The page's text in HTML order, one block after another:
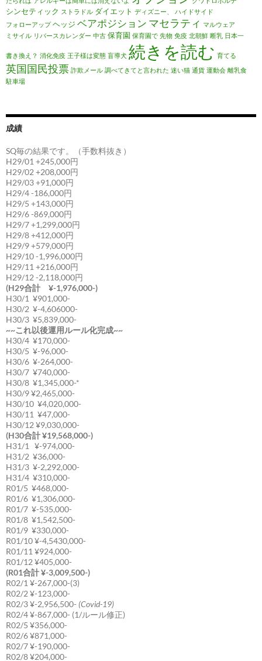
シンセティック ストラドル ダイエット ディズニー、
ハイドサイド
フォローアップ ヘッジ ベアポジション マセラティ マルウェア
ミサイル リバースカレンダー 中古 保育園 保育園で 先物 免疫 北朝鮮 断乳 日本一
書き換え？ 消化免疫 王子様は変態 盲導犬 続きを読む 育てる
英国国民投票 詐欺メール 調べてきてと言われた 迷い猫 通貨 運動会 離乳食
駐車場
成績
SQ毎の結果です。（手数料抜き）
H29/01 +245,000円
H29/02 +208,000円
H29/03 +91,000円
H29/4 -186,000円
H29/5 +143,000円
H29/6 -869,000円
H29/7 +1,299,000円
H29/8 +412,000円
H29/9 +579,000円
H29/10 -1,996,000円
H29/11 +216,000円
H29/12 -2,118,000円
(H29合計 ¥-1,976,000-)
H30/1 ¥901,000-
H30/2 ¥-4,606000-
H30/3 ¥5,839,000-
~~これ以後運用ルール化完成~~
H30/4 ¥170,000-
H30/5 ¥-96,000-
H30/6 ¥-264,000-
H30/7 ¥740,000-
H30/8 ¥1,345,000-*
H30/9 ¥2,465,000-
H30/10 ¥4,020,000-
H30/11 ¥47,000-
H30/12 ¥9,030,000-
(H30合計 ¥19,568,000-)
H31/1 ¥-974,000-
H31/2 ¥36,000-
H31/3 ¥-2,292,000-
H31/4 ¥310,000-
R01/5 ¥468,000-
R01/6 ¥1,306,000-
R01/7 ¥-535,000-
R01/8 ¥1,542,500-
R01/9 ¥330,000-
R01/10 ¥-4,5430,000-
R01/11 ¥924,000-
R01/12 ¥405,000-
(R01合計 ¥-3,009,500-)
R02/1 ¥-267,000-(3)
R02/2 ¥-123,000-
R02/3 ¥-2,956,500- (Covid-19)
R02/4 ¥-867,000- (1/ルール修正)
R02/5 ¥356,000-
R02/6 ¥871,000-
R02/7 ¥-190,000-
R02/8 ¥204,000-